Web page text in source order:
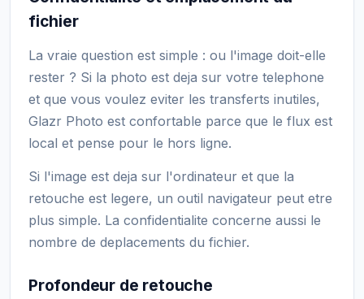
fichier
La vraie question est simple : ou l'image doit-elle
rester ? Si la photo est deja sur votre telephone
et que vous voulez eviter les transferts inutiles,
Glazr Photo est confortable parce que le flux est
local et pense pour le hors ligne.
Si l'image est deja sur l'ordinateur et que la
retouche est legere, un outil navigateur peut etre
plus simple. La confidentialite concerne aussi le
nombre de deplacements du fichier.
Profondeur de retouche